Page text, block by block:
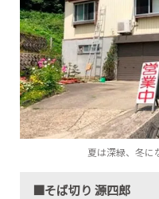
夏は深緑、冬に
■そば切り 源四郎